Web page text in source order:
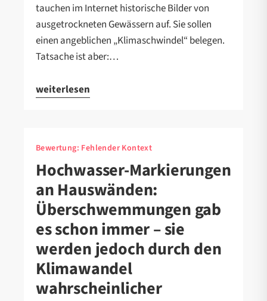
tauchen im Internet historische Bilder von
ausgetrockneten Gewässern auf. Sie sollen
einen angeblichen „Klimaschwindel“ belegen.
Tatsache ist aber:…
weiterlesen
Bewertung: Fehlender Kontext
Hochwasser-Markierungen
an Hauswänden:
Überschwemmungen gab
es schon immer – sie
werden jedoch durch den
Klimawandel
wahrscheinlicher